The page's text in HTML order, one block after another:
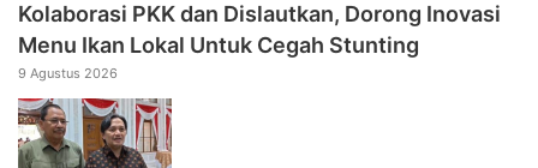
Kolaborasi PKK dan Dislautkan, Dorong Inovasi
Menu Ikan Lokal Untuk Cegah Stunting
9 Agustus 2026